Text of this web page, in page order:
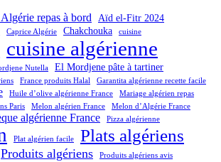
repas à bord Aïd el-Fitr 2024
Caprice Algérie Chakchouka cuisine
cuisine algérienne
Nutella El Mordjene pâte à tartiner
France produits Halal Garantita algérienne recette facile
Huile d’olive algérienne France
Mariage algérien repas
Paris
Melon algérien France
Melon d’Algérie France
algérienne France Pizza algérienne
Plat algérien facile Plats algériens
Produits algériens Produits algériens avis